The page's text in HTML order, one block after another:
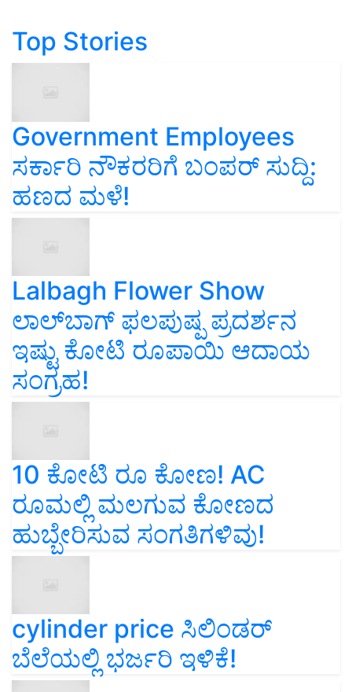
Top Stories
Government Employees
ಸರ್ಕಾರಿ ನೌಕರರಿಗೆ ಬಂಪರ್‌ ಸುದ್ದಿ:
ಹಣದ ಮಳೆ!
Lalbagh Flower Show
ಲಾಲ್‌ಬಾಗ್ ಫಲಪುಷ್ಪ ಪ್ರದರ್ಶನ
ಇಷ್ಟು ಕೋಟಿ ರೂಪಾಯಿ ಆದಾಯ
ಸಂಗ್ರಹ!
10 ಕೋಟಿ ರೂ ಕೋಣ! AC
ರೂಮಲ್ಲಿ ಮಲಗುವ ಕೋಣದ
ಹುಬ್ಬೇರಿಸುವ ಸಂಗತಿಗಳಿವು!
cylinder price ಸಿಲಿಂಡರ್‌
ಬೆಲೆಯಲ್ಲಿ ಭರ್ಜರಿ ಇಳಿಕೆ!